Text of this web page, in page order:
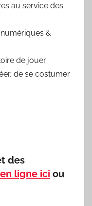
au service des
&
de jouer
de se costumer
des
en ligne ici ou